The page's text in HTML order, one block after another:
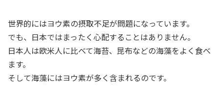
世界的にはヨウ素の摂取不足が問題になっています。
でも、日本ではまったく心配することはありません。
日本人は欧米人に比べて海苔、昆布などの海藻をよく食べ
ます。
そして海藻にはヨウ素が多く含まれるのです。